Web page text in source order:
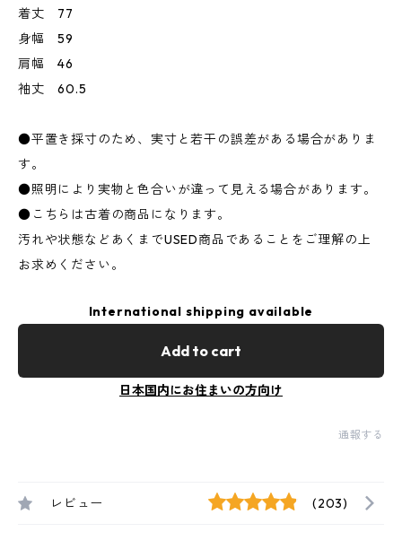
着丈 77
身幅 59
肩幅 46
袖丈 60.5
●平置き採寸のため、実寸と若干の誤差がある場合がありま
す。
●照明により実物と色合いが違って見える場合があります。
●こちらは古着の商品になります。
汚れや状態などあくまでUSED商品であることをご理解の上
お求めください。
International shipping available
Add to cart
日本国内にお住まいの方向け
通報する
レビュー (203)